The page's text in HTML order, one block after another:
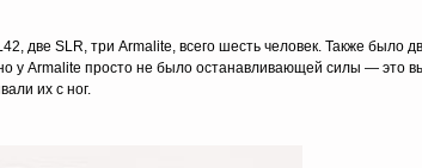
две SLR, три Armalite, всего шесть человек. Также было
у Armalite просто не было останавливающей силы — это
их с ног.